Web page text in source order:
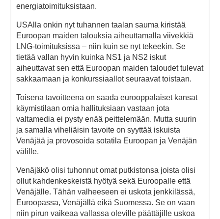
energiatoimituksistaan.
USAlla onkin nyt tuhannen taalan sauma kiristää
Euroopan maiden talouksia aiheuttamalla viivekkiä
LNG-toimituksissa – niin kuin se nyt tekeekin. Se
tietää vallan hyvin kuinka NS1 ja NS2 iskut
aiheuttavat sen että Euroopan maiden taloudet tulevat
sakkaamaan ja konkurssiaallot seuraavat toistaan.
Toisena tavoitteena on saada eurooppalaiset kansat
käymistilaan omia hallituksiaan vastaan jota
valtamedia ei pysty enää peittelemään. Mutta suurin
ja samalla viheliäisin tavoite on syyttää iskuista
Venäjää ja provosoida sotatila Euroopan ja Venäjän
välille.
Venäjäkö olisi tuhonnut omat putkistonsa joista olisi
ollut kahdenkeskeistä hyötyä sekä Euroopalle että
Venäjälle. Tähän valheeseen ei uskota jenkkilässä,
Euroopassa, Venäjällä eikä Suomessa. Se on vaan
niin pirun vaikeaa vallassa oleville päättäjille uskoa